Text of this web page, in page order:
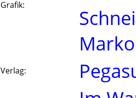
Grafik:
Verlag: